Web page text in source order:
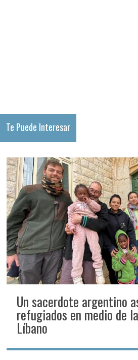
Te Puede Interesar
Un sacerdote argentino
refugiados en medio de
Líbano